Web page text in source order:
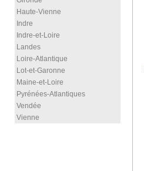
Haute-Vienne
Indre
Indre-et-Loire
Landes
Loire-Atlantique
Lot-et-Garonne
Maine-et-Loire
Pyrénées-Atlantiques
Vendée
Vienne